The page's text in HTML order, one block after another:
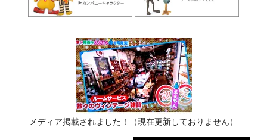
メディア掲載されました！（現在更新しておりません）